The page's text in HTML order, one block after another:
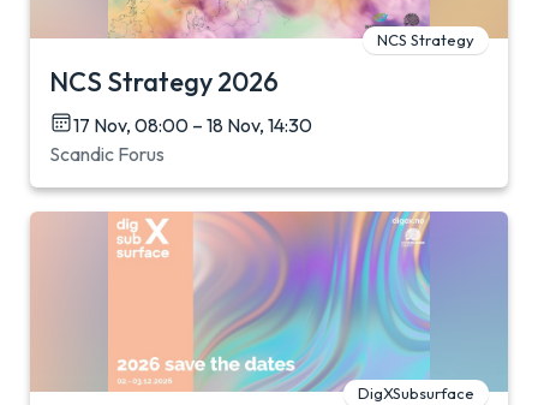
NCS Strategy
NCS Strategy 2026
17 Nov, 08:00 – 18 Nov, 14:30
Scandic Forus
DigXSubsurface